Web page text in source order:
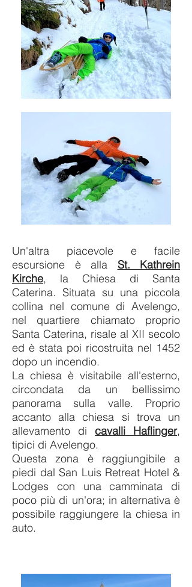
Un'altra piacevole e facile
escursione è alla St. Kathrein
Kirche, la Chiesa di Santa
Caterina. Situata su una piccola
collina nel comune di Avelengo,
nel quartiere chiamato proprio
Santa Caterina, risale al XII secolo
ed è stata poi ricostruita nel 1452
dopo un incendio.
La chiesa è visitabile all'esterno,
circondata da un bellissimo
panorama sulla valle. Proprio
accanto alla chiesa si trova un
allevamento di cavalli Haflinger,
tipici di Avelengo.
Questa zona è raggiungibile a
piedi dal San Luis Retreat Hotel &
Lodges con una camminata di
poco più di un'ora; in alternativa è
possibile raggiungere la chiesa in
auto.